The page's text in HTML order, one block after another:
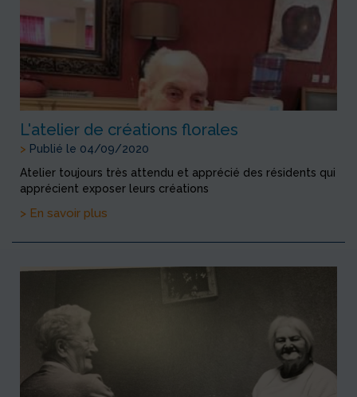
L'atelier de créations florales
> Publié le 04/09/2020
Atelier toujours très attendu et apprécié des résidents qui
apprécient exposer leurs créations
> En savoir plus